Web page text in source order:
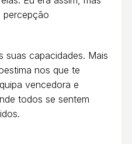
percepção
suas capacidades. Mais
nos que te
vencedora e
todos se sentem